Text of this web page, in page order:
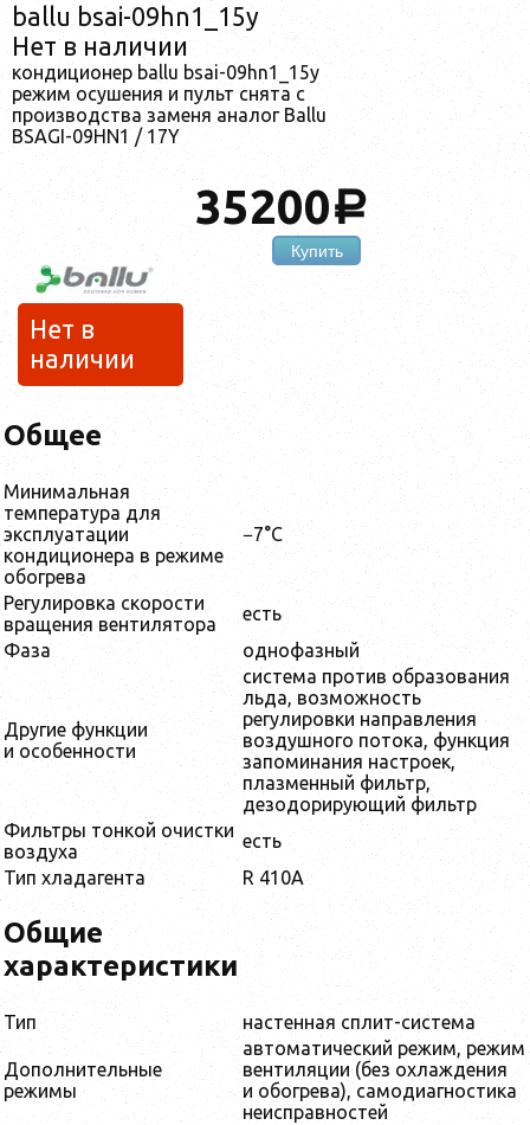
ballu bsai-09hn1_15y
Нет в наличии
кондиционер ballu bsai-09hn1_15y
режим осушения и пульт снята с
производства заменя аналог Ballu
BSAGI-09HN1 / 17Y
35200a
Купить
Нет в
наличии
Общее
Минимальная
температура для
эксплуатации
кондиционера в режиме
обогрева
−7°С
Регулировка скорости
вращения вентилятора
есть
Фаза
однофазный
Другие функции
и особенности
система против образования
льда, возможность
регулировки направления
воздушного потока, функция
запоминания настроек,
плазменный фильтр,
дезодорирующий фильтр
Фильтры тонкой очистки
воздуха
есть
Тип хладагента
R 410A
Общие
характеристики
Тип настенная сплит-система
Дополнительные
режимы
автоматический режим, режим
вентиляции (без охлаждения
и обогрева), самодиагностика
неисправностей